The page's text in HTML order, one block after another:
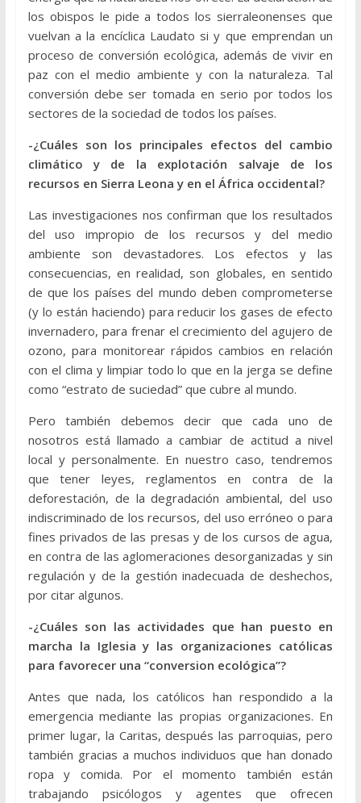
los obispos le pide a todos los sierraleonenses que
vuelvan a la encíclica Laudato si y que emprendan un
proceso de conversión ecológica, además de vivir en
paz con el medio ambiente y con la naturaleza. Tal
conversión debe ser tomada en serio por todos los
sectores de la sociedad de todos los países.
-¿Cuáles son los principales efectos del cambio
climático y de la explotación salvaje de los
recursos en Sierra Leona y en el África occidental?
Las investigaciones nos confirman que los resultados
del uso impropio de los recursos y del medio
ambiente son devastadores. Los efectos y las
consecuencias, en realidad, son globales, en sentido
de que los países del mundo deben comprometerse
(y lo están haciendo) para reducir los gases de efecto
invernadero, para frenar el crecimiento del agujero de
ozono, para monitorear rápidos cambios en relación
con el clima y limpiar todo lo que en la jerga se define
como “estrato de suciedad” que cubre al mundo.
Pero también debemos decir que cada uno de
nosotros está llamado a cambiar de actitud a nivel
local y personalmente. En nuestro caso, tendremos
que tener leyes, reglamentos en contra de la
deforestación, de la degradación ambiental, del uso
indiscriminado de los recursos, del uso erróneo o para
fines privados de las presas y de los cursos de agua,
en contra de las aglomeraciones desorganizadas y sin
regulación y de la gestión inadecuada de deshechos,
por citar algunos.
-¿Cuáles son las actividades que han puesto en
marcha la Iglesia y las organizaciones católicas
para favorecer una “conversion ecológica”?
Antes que nada, los católicos han respondido a la
emergencia mediante las propias organizaciones. En
primer lugar, la Caritas, después las parroquias, pero
también gracias a muchos individuos que han donado
ropa y comida. Por el momento también están
trabajando psicólogos y agentes que ofrecen